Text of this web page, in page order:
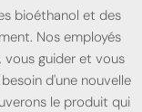
bioéthanol et des
Nos employés
guider et vous
d'une nouvelle
le produit qui